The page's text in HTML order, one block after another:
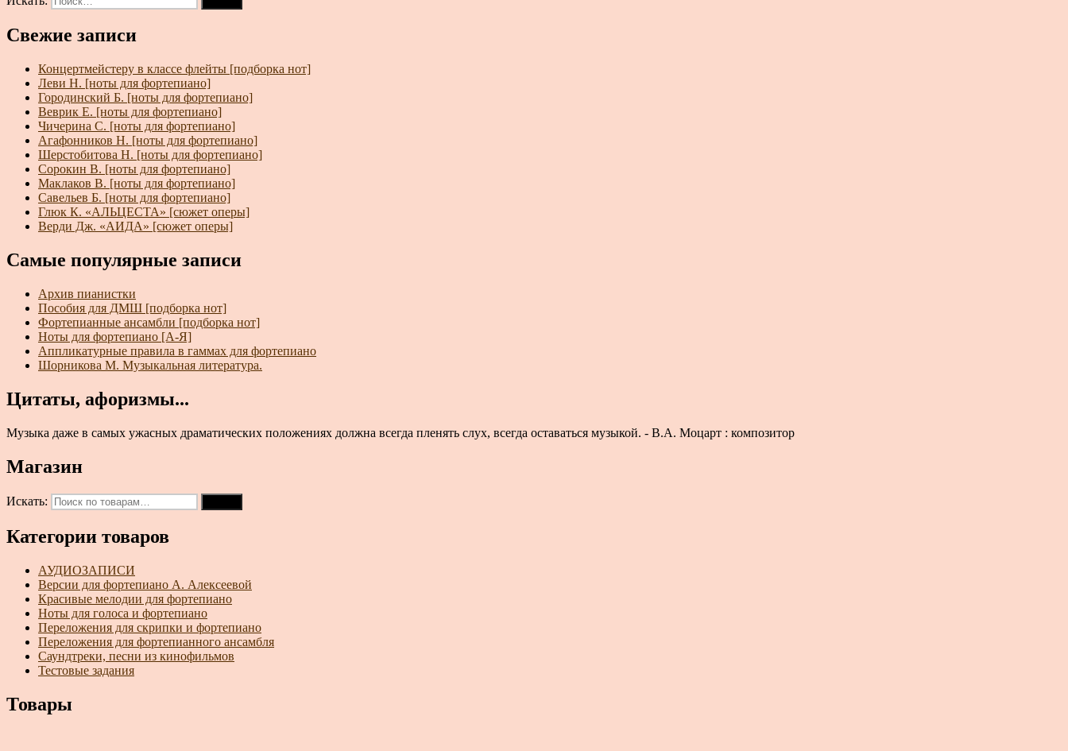
Свежие записи
Концертмейстеру в классе флейты [подборка нот]
Леви Н. [ноты для фортепиано]
Городинский Б. [ноты для фортепиано]
Веврик Е. [ноты для фортепиано]
Чичерина С. [ноты для фортепиано]
Агафонников Н. [ноты для фортепиано]
Шерстобитова Н. [ноты для фортепиано]
Сорокин В. [ноты для фортепиано]
Маклаков В. [ноты для фортепиано]
Савельев Б. [ноты для фортепиано]
Глюк К. «АЛЬЦЕСТА» [сюжет оперы]
Верди Дж. «АИДА» [сюжет оперы]
Самые популярные записи
Архив пианистки
Пособия для ДМШ [подборка нот]
Фортепианные ансамбли [подборка нот]
Ноты для фортепиано [А-Я]
Аппликатурные правила в гаммах для фортепиано
Шорникова М. Музыкальная литература.
Цитаты, афоризмы...
Музыка даже в самых ужасных драматических по­ложениях должна всегда пленять слух, всегда оставать­ся музыкой. - В.А. Моцарт : композитор
Магазин
Искать:
Категории товаров
АУДИОЗАПИСИ
Версии для фортепиано А. Алексеевой
Красивые мелодии для фортепиано
Ноты для голоса и фортепиано
Переложения для скрипки и фортепиано
Переложения для фортепианного ансамбля
Саундтреки, песни из кинофильмов
Тестовые задания
Товары